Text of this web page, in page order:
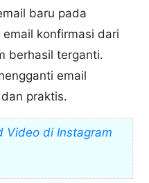
baru pada
konfirmasi dari
berhasil terganti.
email
praktis.
Video di Instagram